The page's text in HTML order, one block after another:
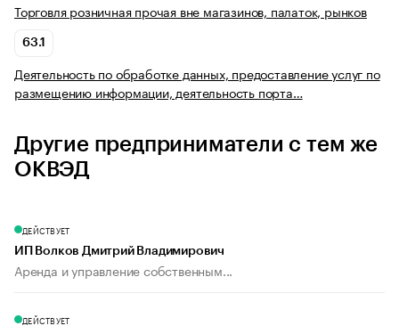
Торговля розничная прочая вне магазинов, палаток, рынков
63.1
Деятельность по обработке данных, предоставление услуг по
размещению информации, деятельность порта…
Другие предприниматели с тем же
ОКВЭД
ДЕЙСТВУЕТ
ИП Волков Дмитрий Владимирович
Аренда и управление собственным...
ДЕЙСТВУЕТ